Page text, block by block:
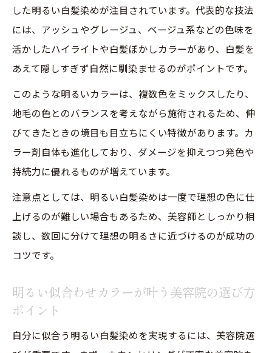
白髪をぼかす透明感カラーの魅力とは
美容院で叶えるツヤ感アップの秘訣
透明感を出すためのカラー選びのコツ
美容院で人気のハイライト活用術
白髪が目立ちにくい色味の選び方ガイド
美容院でおすすめの白髪が目立ちにくい色
味比較表
白髪がなじみやすい明るい色味の選び方
美容院で相談できるカラーバリエーション
白髪率別に最適なカラーを提案
美容院のプロが教える色選びのポイント
した明るい白髪染めが注目されています。代表的な技法
には、アッシュやグレージュ、ベージュ系などの色味を
活かしたハイライトや白髪ぼかしカラーがあり、白髪を
あえて隠しすぎず自然に馴染ませるのがポイントです。
このような明るいカラーは、複数色をミックスしたり、
地毛の色とのバランスを考えながら施術されるため、伸
びてきたときの境目も目立ちにくい特徴があります。カ
ラー剤自体も進化しており、ダメージを抑えつつ発色や
持続力に優れるものが増えています。
注意点としては、明るい白髪染めは一度で理想の色に仕
上げるのが難しい場合もあるため、美容師としっかり相
談し、数回に分けて理想の明るさに近づけるのが成功の
コツです。
明るい似合わせカラーが叶う美容院の選び方
ポイント
自分に似合う明るい白髪染めを実現するには、美容院選